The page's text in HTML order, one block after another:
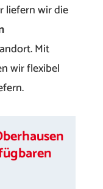
liefern wir die
Mit
wir flexibel